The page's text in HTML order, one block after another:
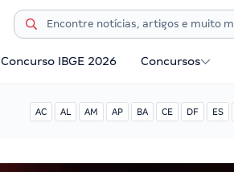
Concurso IBGE 2026 Concursos
AC AL AM AP BA CE DF ES